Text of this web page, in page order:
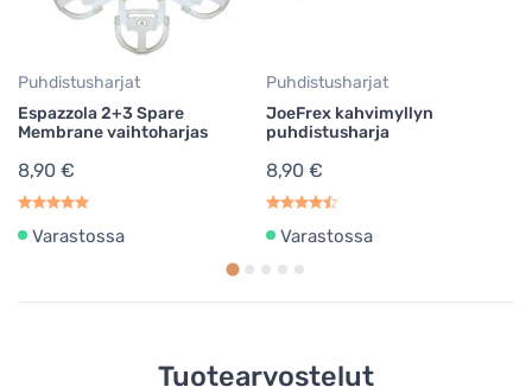
Puhdistusharjat
Espazzola 2+3 Spare
Membrane vaihtoharjas
8,90 €
Varastossa
Puhdistusharjat
JoeFrex kahvimyllyn
puhdistusharja
8,90 €
Varastossa
Tuotearvostelut